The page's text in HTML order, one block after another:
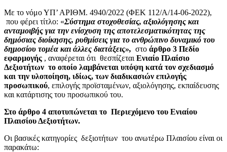
Με το νόμο ΥΠ’ ΑΡΙΘΜ. 4940/2022 (ΦΕΚ 112/Α/14-06-2022),
που φέρει τίτλο: «Σύστημα στοχοθεσίας, αξιολόγησης και
ανταμοιβής για την ενίσχυση της αποτελεσματικότητας της
δημόσιας διοίκησης, ρυθμίσεις για το ανθρώπινο δυναμικό του
δημοσίου τομέα και άλλες διατάξεις», στο άρθρο 3 Πεδίο
εφαρμογής , αναφέρεται ότι θεσπίζεται Ενιαίο Πλαίσιο
Δεξιοτήτων το οποίο λαμβάνεται υπόψη κατά τον σχεδιασμό
και την υλοποίηση, ιδίως, των διαδικασιών επιλογής
προσωπικού, επιλογής προϊσταμένων, αξιολόγησης, εκπαίδευσης
και κατάρτισης του προσωπικού του.
Στο άρθρο 4 αποτυπώνεται το Περιεχόμενο του Ενιαίου
Πλαισίου Δεξιοτήτων.
Οι βασικές κατηγορίες δεξιοτήτων του ανωτέρω Πλαισίου είναι οι
παρακάτω: